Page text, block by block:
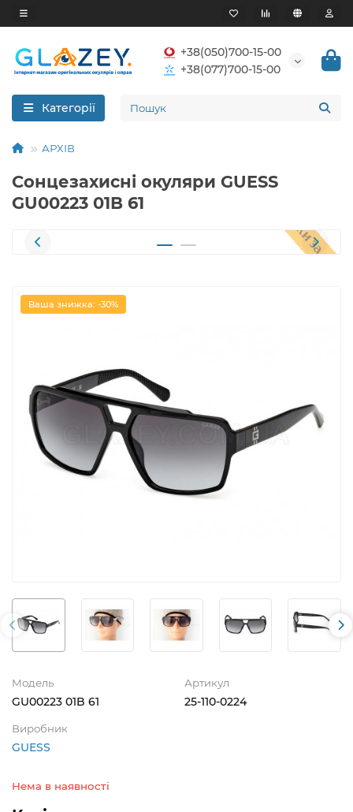
+38(050)700-15-00
+38(077)700-15-00
Категорії
АРХІВ
Сонцезахисні окуляри GUESS
GU00223 01B 61
Ваша знижка: -30%
Модель
GU00223 01B 61
Артикул
25-110-0224
Виробник
GUESS
Нема в наявності